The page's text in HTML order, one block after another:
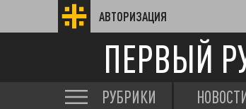
АВТОРИЗАЦИЯ
ПЕРВЫЙ
РУБРИКИ